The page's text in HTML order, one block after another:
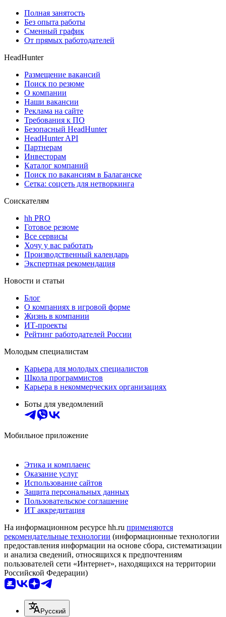
Полная занятость
Без опыта работы
Сменный график
От прямых работодателей
HeadHunter
Размещение вакансий
Поиск по резюме
О компании
Наши вакансии
Реклама на сайте
Требования к ПО
Безопасный HeadHunter
HeadHunter API
Партнерам
Инвесторам
Каталог компаний
Поиск по вакансиям в Балаганске
Сетка: соцсеть для нетворкинга
Соискателям
hh PRO
Готовое резюме
Все сервисы
Хочу у вас работать
Производственный календарь
Экспертная рекомендация
Новости и статьи
Блог
О компаниях в игровой форме
Жизнь в компании
ИТ-проекты
Рейтинг работодателей России
Молодым специалистам
Карьера для молодых специалистов
Школа программистов
Карьера в некоммерческих организациях
Боты для уведомлений
Мобильное приложение
Этика и комплаенс
Оказание услуг
Использование сайтов
Защита персональных данных
Пользовательское соглашение
ИТ аккредитация
На информационном ресурсе hh.ru применяются
рекомендательные технологии (информационные технологии
предоставления информации на основе сбора, систематизации
и анализа сведений, относящихся к предпочтениям
пользователей сети «Интернет», находящихся на территории
Российской Федерации)
Русский